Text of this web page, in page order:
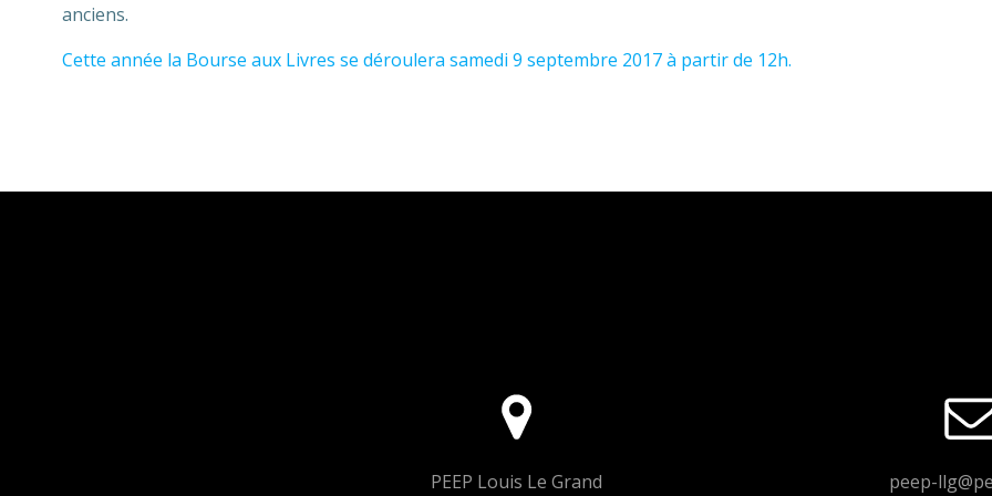
anciens.
Cette année la Bourse aux Livres se déroulera samedi 9 septembre 2017 à partir de 12h.
PEEP Louis Le Grand peep-